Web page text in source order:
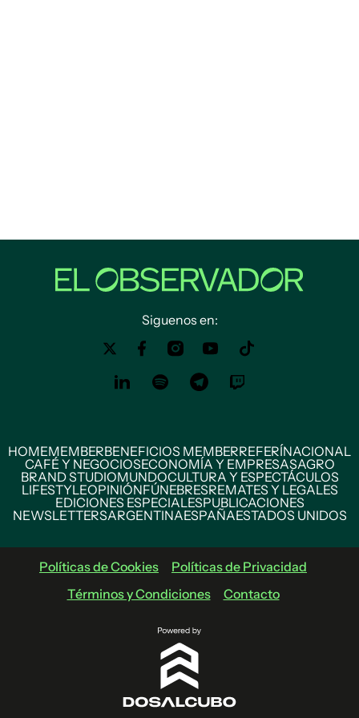
Siguenos en:
HOMEMEMBERBENEFICIOS MEMBERREFERÍNACIONAL
CAFÉ Y NEGOCIOSECONOMÍA Y EMPRESASAGRO
BRAND STUDIOMUNDOCULTURA Y ESPECTÁCULOS
LIFESTYLEOPINIÓNFÚNEBRESREMATES Y LEGALES
EDICIONES ESPECIALESPUBLICACIONES
NEWSLETTERSARGENTINAESPAÑAESTADOS UNIDOS
Políticas de Cookies
Políticas de Privacidad
Términos y Condiciones
Contacto